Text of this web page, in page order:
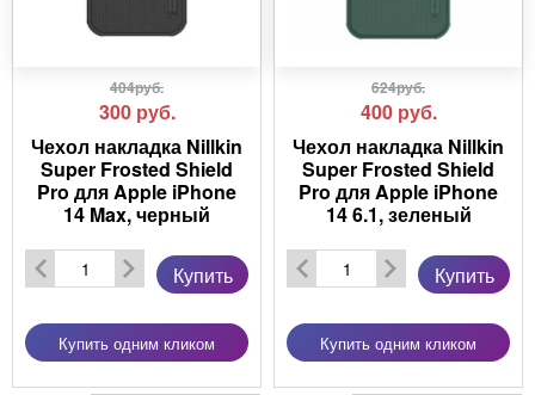
404руб.
300 руб.
Чехол накладка Nillkin
Super Frosted Shield
Pro для Apple iPhone
14 Max, черный
Купить
Купить одним кликом
624руб.
400 руб.
Чехол накладка Nillkin
Super Frosted Shield
Pro для Apple iPhone
14 6.1, зеленый
Купить
Купить одним кликом